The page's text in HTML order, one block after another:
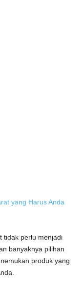
yang Harus Anda
tidak perlu menjadi
banyaknya pilihan
produk yang